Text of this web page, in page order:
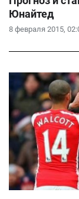
8 февраля 2015,
Юнайтед